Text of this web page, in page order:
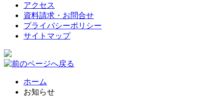
アクセス
資料請求・お問合せ
プライバシーポリシー
サイトマップ
ホーム
お知らせ